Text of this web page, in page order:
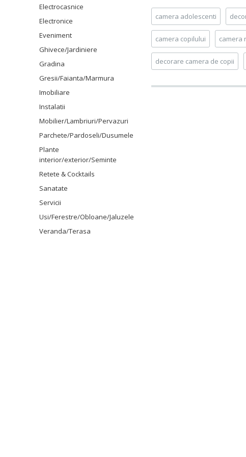
Electrocasnice
Electronice
Eveniment
Ghivece/Jardiniere
Gradina
Gresii/Faianta/Marmura
Imobiliare
Instalatii
Mobilier/Lambriuri/Pervazuri
Parchete/Pardoseli/Dusumele
Plante
interior/exterior/Seminte
Retete & Cocktails
Sanatate
Servicii
Usi/Ferestre/Obloane/Jaluzele
Veranda/Terasa
camera adolescenti
camera copilului camera
decorare camera de copii